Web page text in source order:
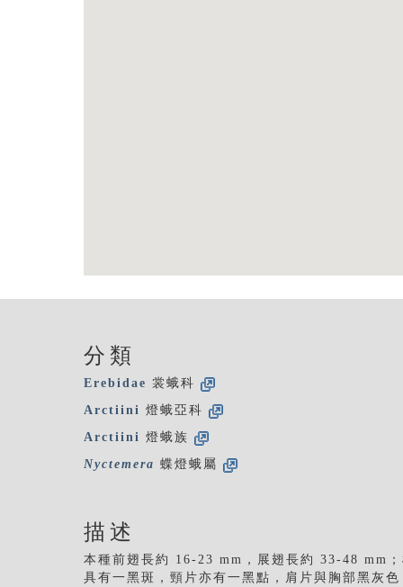
分類
Erebidae 裳蛾科
Arctiini 燈蛾亞科
Arctiini 燈蛾族
Nyctemera 蝶燈蛾屬
描述
本種前翅長約 16-23 mm，展翅長約 33-48 mm
具有一黑斑，頸片亦有一黑點，肩片與胸部黑灰